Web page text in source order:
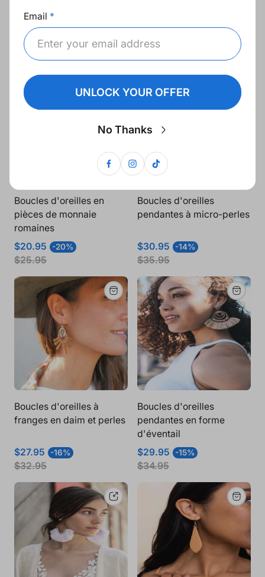
Prix
de
vente
$29.95 -15%Prix
normal
$34.95
Prix
de
vente
$31.95
Boucles d'oreilles en
pièces de monnaie
romaines
Prix
de
vente
$20.95 -20% Prix
$25.95
Boucles d'oreilles
pendantes à micro-perles
Prix
de
vente
$30.95 -14% Prix
$35.95
Boucles d'oreilles à
franges en daim et perles
Prix
de
vente
$27.95 -16% Prix
$32.95
Boucles d'oreilles
pendantes en forme
d'éventail
Prix
de
vente
$29.95 -15% Prix
$34.95
Email
UNLOCK YOUR OFFER
No Thanks